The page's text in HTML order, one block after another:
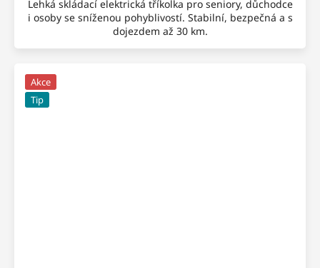
Lehká skládací elektrická tříkolka pro seniory, důchodce
i osoby se sníženou pohyblivostí. Stabilní, bezpečná a s
dojezdem až 30 km.
Akce
Tip